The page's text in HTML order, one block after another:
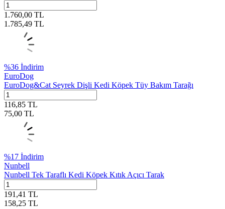
1.760,00 TL
1.785,49 TL
%36 İndirim
EuroDog
EuroDog&Cat Seyrek Dişli Kedi Köpek Tüy Bakım Tarağı
116,85 TL
75,00 TL
%17 İndirim
Nunbell
Nunbell Tek Taraflı Kedi Köpek Kıtık Açıcı Tarak
191,41 TL
158,25 TL